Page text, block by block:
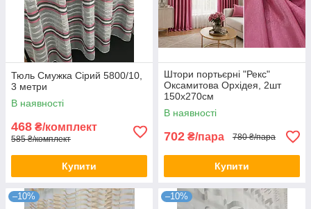
Тюль Смужка Сірий 5800/10,
3 метри
В наявності
468 ₴/комплект
585 ₴/комплект
Купити
Штори портьєрні "Рекс"
Оксамитова Орхідея, 2шт
150х270см
В наявності
702 ₴/пара 780 ₴/пара
Купити
–10% –10%